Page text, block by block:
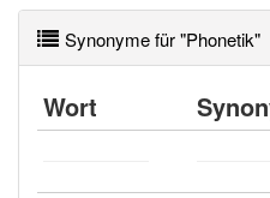
Synonyme für "Phonetik"
Wort